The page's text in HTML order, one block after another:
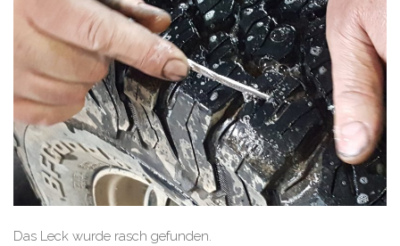
Das Leck wurde rasch gefunden.